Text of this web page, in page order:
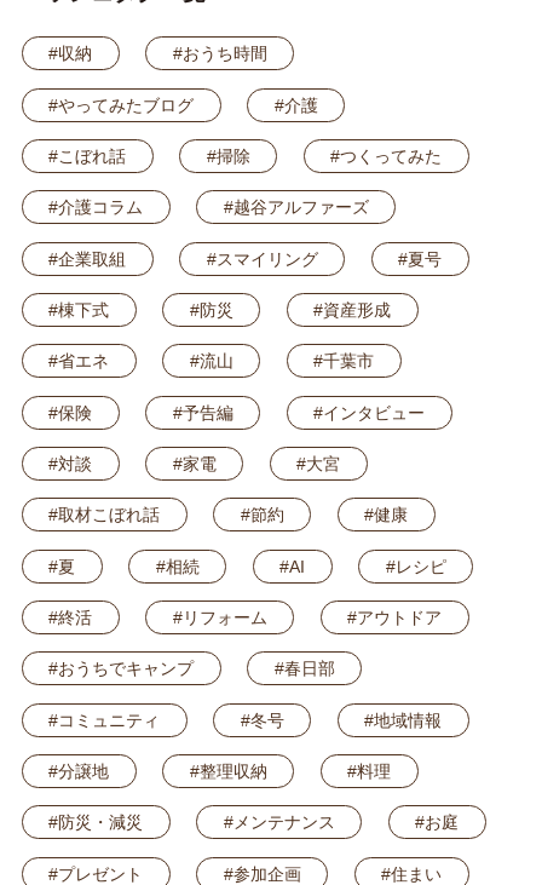
#収納 #おうち時間
#やってみたブログ #介護
#こぼれ話 #掃除 #つくってみた
#介護コラム #越谷アルファーズ
#企業取組 #スマイリング #夏号
#棟下式 #防災 #資産形成
#省エネ #流山 #千葉市
#保険 #予告編 #インタビュー
#対談 #家電 #大宮
#取材こぼれ話 #節約 #健康
#夏 #相続 #AI #レシピ
#終活 #リフォーム #アウトドア
#おうちでキャンプ #春日部
#コミュニティ #冬号 #地域情報
#分譲地 #整理収納 #料理
#防災・減災 #メンテナンス #お庭
#プレゼント #参加企画 #住まい